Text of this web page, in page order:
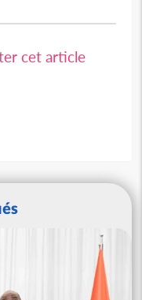
cet article